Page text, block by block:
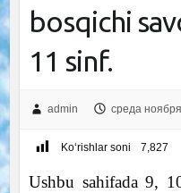
bosqichi
11 sinf.
admin среда
Ko‘rishlar soni 7,827
Ushbu sahifada 9,